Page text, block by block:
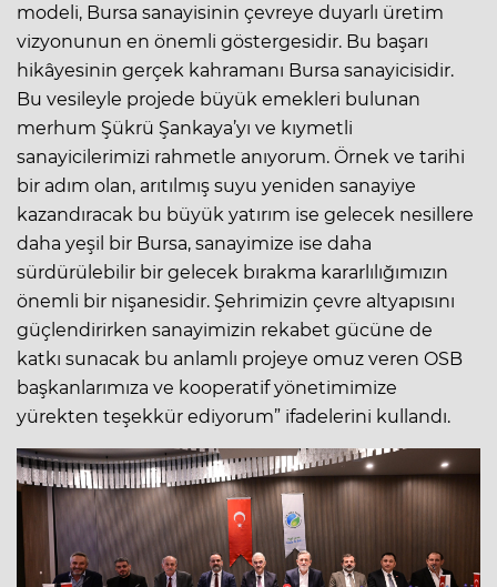
modeli, Bursa sanayisinin çevreye duyarlı üretim
vizyonunun en önemli göstergesidir. Bu başarı
hikâyesinin gerçek kahramanı Bursa sanayicisidir.
Bu vesileyle projede büyük emekleri bulunan
merhum Şükrü Şankaya’yı ve kıymetli
sanayicilerimizi rahmetle anıyorum. Örnek ve tarihi
bir adım olan, arıtılmış suyu yeniden sanayiye
kazandıracak bu büyük yatırım ise gelecek nesillere
daha yeşil bir Bursa, sanayimize ise daha
sürdürülebilir bir gelecek bırakma kararlılığımızın
önemli bir nişanesidir. Şehrimizin çevre altyapısını
güçlendirirken sanayimizin rekabet gücüne de
katkı sunacak bu anlamlı projeye omuz veren OSB
başkanlarımıza ve kooperatif yönetimimize
yürekten teşekkür ediyorum” ifadelerini kullandı.